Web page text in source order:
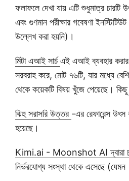
ফলাফলে দেখা যায় এটি শুধুমাত্র
এবং গুণমান পরীক্ষার গবেষণা
উল্লেখ করা হয়নি)।
মিটা এআই সার্চএই এআই ব্যবহার করার
সরবরাহ করে, মোট ৭৬টি, যার মধ্যে
থেকে কয়েকটি বিষয় খুঁজে পেয়েছে। কিছু
ঝিহু সরাসরি উত্তর -এর রেফারেন্স
হয়েছে।
Kimi.ai - Moonshot AI দ্বারা
নির্ভরযোগ্য সংস্থা থেকে এসেছে (যেমন